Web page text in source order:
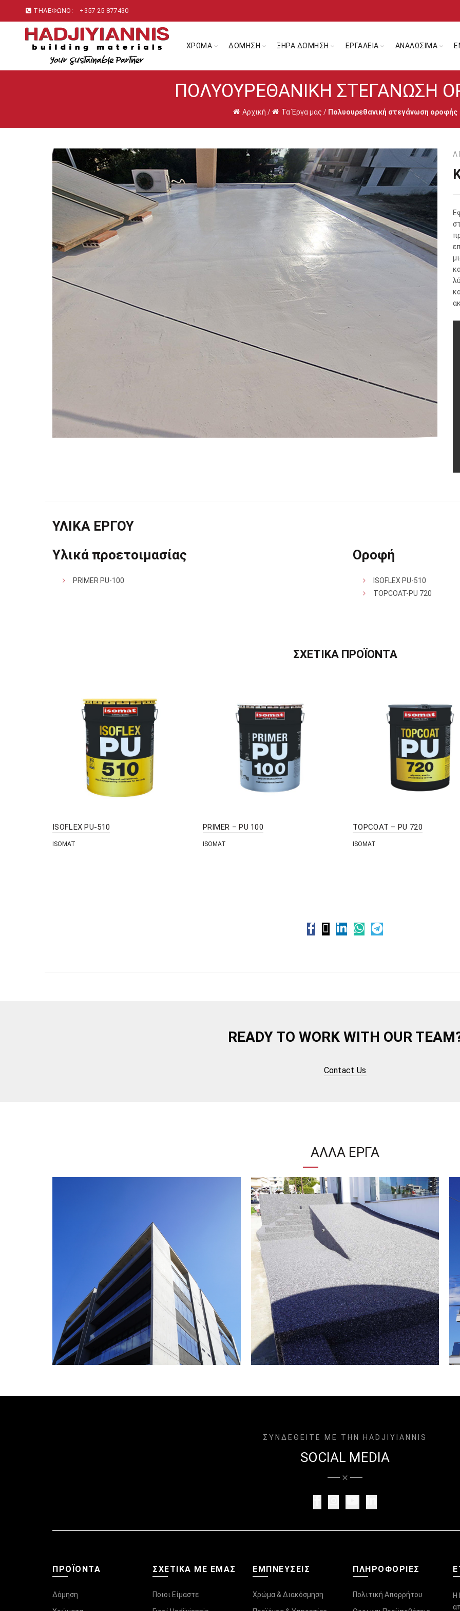
ΤΗΛΕΦΩΝΟ: +357 25 877430
ΧΡΩΜΑ ΔΟΜΗΣΗ ΞΗΡΑ ΔΟΜΗΣΗ ΕΡΓΑΛΕΙΑ ΑΝΑΛΩΣΙΜΑ
ΠΟΛΥΟΥΡΕΘΑΝΙΚΉ ΣΤΕΓΆΝΩΣΗ
Αρχική / Τα Έργα μας / Πολυουρεθανική στεγάνωση οροφής
ΥΛΙΚΑ ΕΡΓΟΥ
Υλικά προετοιμασίας
PRIMER PU-100
Οροφή
ISOFLEX PU-510
TOPCOAT-PU 720
ΣΧΕΤΙΚΑ ΠΡΟΪΟΝΤΑ
ISOFLEX PU-510
ISOMAT
PRIMER – PU 100
ISOMAT
TOPCOAT – PU 720
ISOMAT
READY TO WORK WITH OUR
Contact Us
ΆΛΛΑ ΈΡΓΑ
ΣΥΝΔΕΘΕΙΤΕ ΜΕ ΤΗΝ HADJIYIANNIS
SOCIAL MEDIA
ΠΡΟΪΌΝΤΑ
Δόμηση
ΣΧΕΤΙΚΆ ΜΕ ΕΜΑΣ
Ποιοι Είμαστε
ΕΜΠΝΕΥΣΕΙΣ
Χρώμα & Διακόσμηση
ΠΛΗΡΟΦΟΡΊΕΣ
Πολιτική Απορρήτου
Η